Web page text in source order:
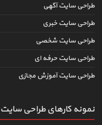
طراحی سایت آگهی
طراحی سایت خبری
طراحی سایت شخصی
طراحی سایت حرفه ای
طراحی سایت آموزش مجازی
نمونه کارهای طراحی سایت